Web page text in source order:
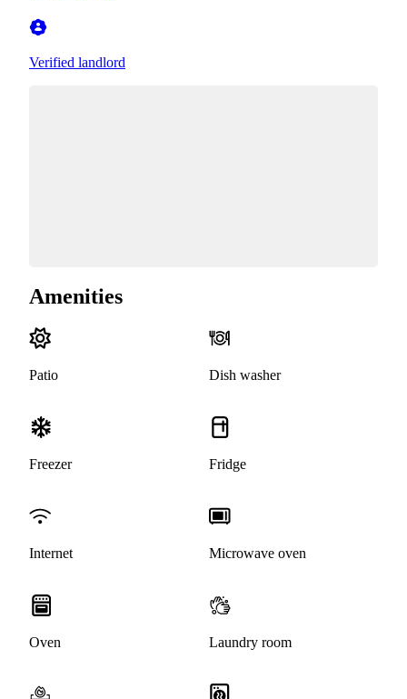
Verified landlord
Amenities
Patio Dish washer
Freezer Fridge
Internet Microwave oven
Oven Laundry room